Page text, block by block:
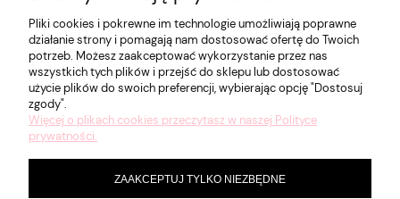
MOJE KONTO
PŁATNOŚCI I DOSTAWA
INFORMACJE
Pliki cookies i pokrewne im technologie umożliwiają poprawne
działanie strony i pomagają nam dostosować ofertę do Twoich
potrzeb. Możesz zaakceptować wykorzystanie przez nas
wszystkich tych plików i przejść do sklepu lub dostosować
użycie plików do swoich preferencji, wybierając opcję "Dostosuj
zgody".
Więcej o plikach cookies przeczytasz w naszej Polityce
prywatności.
ZAAKCEPTUJ TYLKO NIEZBĘDNE